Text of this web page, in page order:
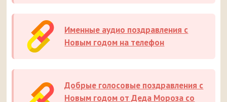
Именные аудио поздравления с
Новым годом на телефон
Добрые голосовые поздравления с
Новым годом от Деда Мороза со